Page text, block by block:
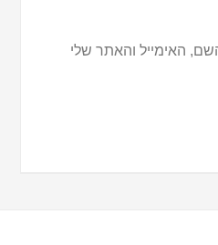
האימייל והאתר שלי